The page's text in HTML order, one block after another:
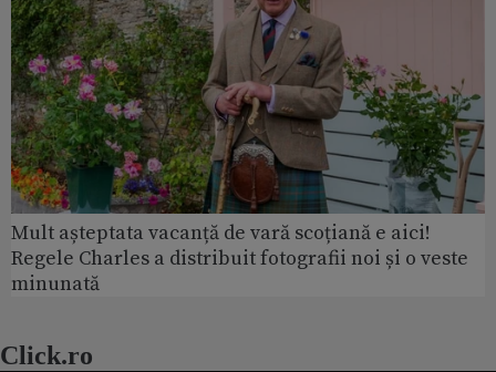
Mult așteptata vacanță de vară scoțiană e aici!
Regele Charles a distribuit fotografii noi și o veste
minunată
Click.ro